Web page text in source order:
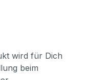
wird für Dich
beim